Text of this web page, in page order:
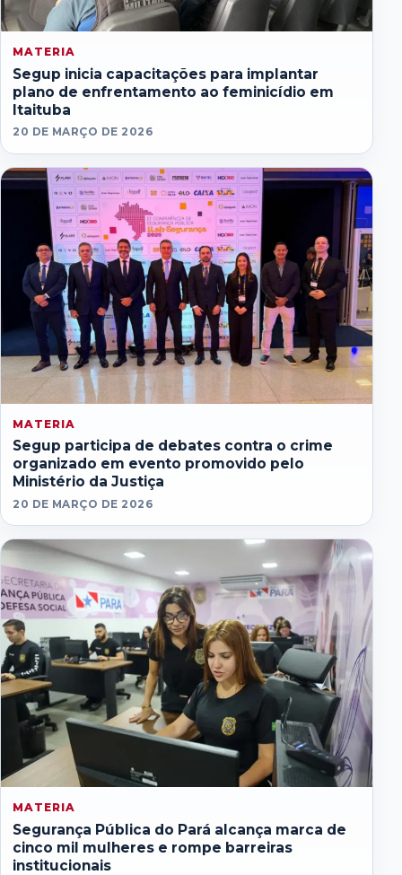
MATERIA
Segup inicia capacitações para implantar
plano de enfrentamento ao feminicídio em
Itaituba
20 DE MARÇO DE 2026
MATERIA
Segup participa de debates contra o crime
organizado em evento promovido pelo
Ministério da Justiça
20 DE MARÇO DE 2026
MATERIA
Segurança Pública do Pará alcança marca de
cinco mil mulheres e rompe barreiras
institucionais